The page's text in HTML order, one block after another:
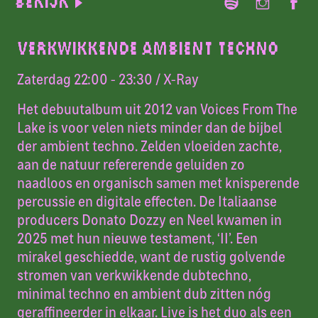
VERKWIKKENDE AMBIENT TECHNO
Zaterdag 22:00 - 23:30 / X-Ray
Het debuutalbum uit 2012 van Voices From The
Lake is voor velen niets minder dan de bijbel
der ambient techno. Zelden vloeiden zachte,
aan de natuur refererende geluiden zo
naadloos en organisch samen met knisperende
percussie en digitale effecten. De Italiaanse
producers Donato Dozzy en Neel kwamen in
2025 met hun nieuwe testament, ‘II’. Een
mirakel geschiedde, want de rustig golvende
stromen van verkwikkende dubtechno,
minimal techno en ambient dub zitten nóg
geraffineerder in elkaar. Live is het duo als een